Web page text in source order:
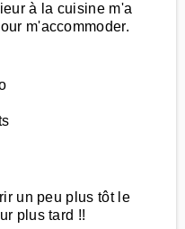
à la cuisine m'a
m'accommoder.
un peu plus tôt le
plus tard !!